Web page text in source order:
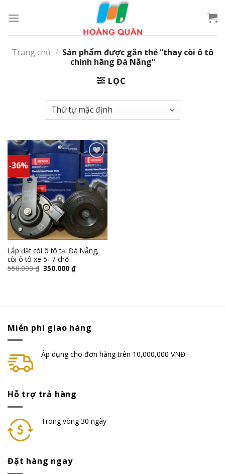
Trang chủ / Sản phẩm được gắn thẻ “thay còi ô tô
chính hãng Đà Nẵng”
LỌC
-36%
Add to
wishlist
Lắp đặt còi ô tô tại Đà Nẵng,
còi ô tô xe 5- 7 chổ
550.000₫ 350.000 ₫
Miễn phí giao hàng
Áp dụng cho đơn hàng trên 10,000,000 VNĐ
Hỗ trợ trả hàng
Trong vòng 30 ngày
Đặt hàng ngay